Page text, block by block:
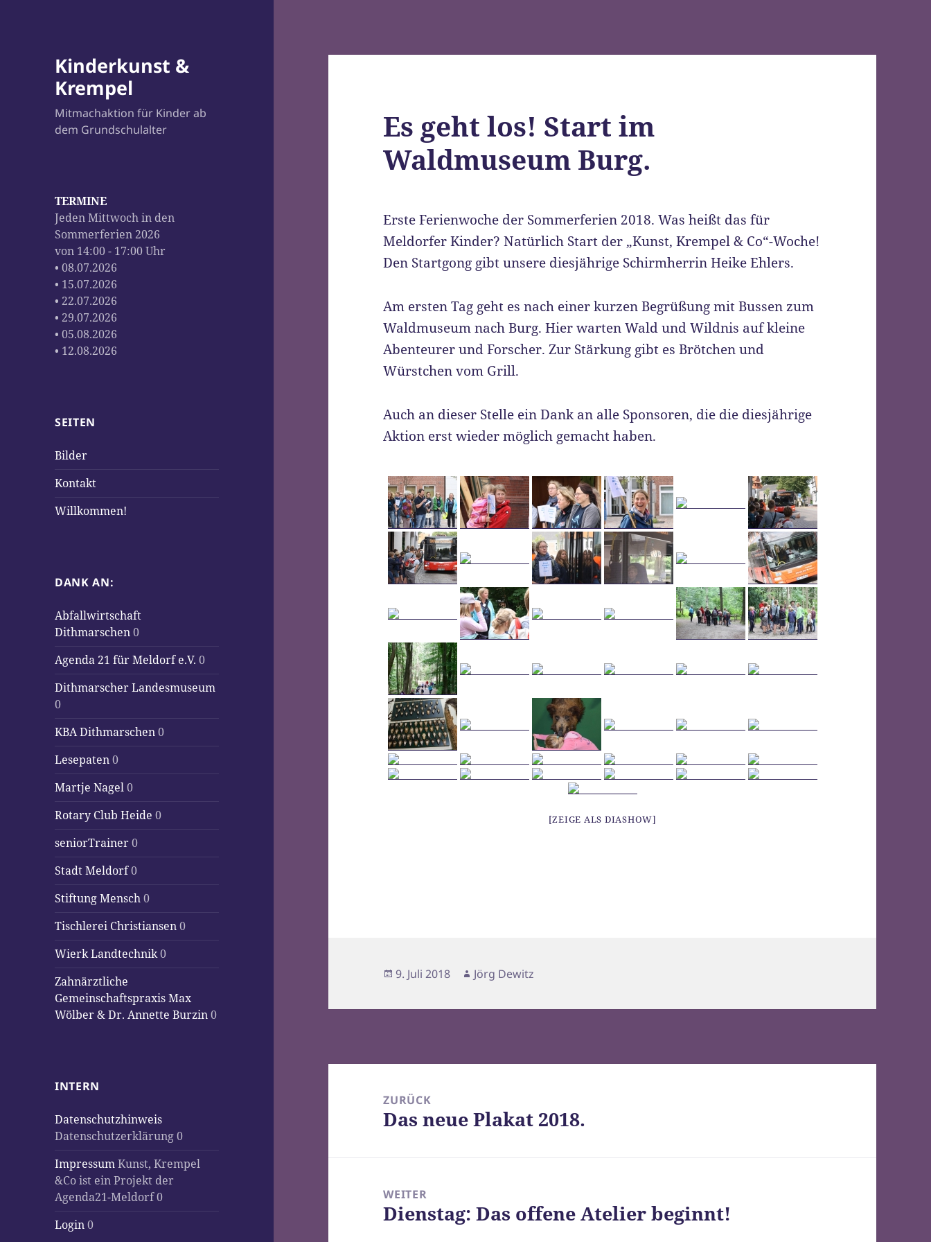
Kinderkunst &
Krempel
Mitmachaktion für Kinder ab
dem Grundschulalter
TERMINE
Jeden Mittwoch in den
Sommerferien 2026
von 14:00 - 17:00 Uhr
• 08.07.2026
• 15.07.2026
• 22.07.2026
• 29.07.2026
• 05.08.2026
• 12.08.2026
SEITEN
Bilder
Kontakt
Willkommen!
DANK AN:
Abfallwirtschaft
Dithmarschen0
Agenda 21 für Meldorf e.V. 0
Dithmarscher Landesmuseum
0
KBA Dithmarschen0
Lesepaten0
Martje Nagel0
Rotary Club Heide 0
seniorTrainer0
Stadt Meldorf0
Stiftung Mensch0
Tischlerei Christiansen0
Wierk Landtechnik0
Zahnärztliche
Gemeinschaftspraxis Max
Wölber & Dr. Annette Burzin0
INTERN
Datenschutzhinweis
Datenschutzerklärung 0
ImpressumKunst, Krempel
&Co ist ein Projekt der
Agenda21-Meldorf 0
Login0
Es geht los! Start im
Waldmuseum Burg.
Erste Ferienwoche der Sommerferien 2018. Was heißt das für
Meldorfer Kinder? Natürlich Start der „Kunst, Krempel & Co“-Woche!
Den Startgong gibt unsere diesjährige Schirmherrin Heike Ehlers.
Am ersten Tag geht es nach einer kurzen Begrüßung mit Bussen zum
Waldmuseum nach Burg. Hier warten Wald und Wildnis auf kleine
Abenteurer und Forscher. Zur Stärkung gibt es Brötchen und
Würstchen vom Grill.
Auch an dieser Stelle ein Dank an alle Sponsoren, die die diesjährige
Aktion erst wieder möglich gemacht haben.
[ZEIGE ALS DIASHOW]
Veröffentlicht
9. Juli 2018 Autor
Jörg Dewitz
ZURÜCK
Vorheriger
Das neue Plakat 2018.
WEITER
Nächster
Dienstag: Das offene Atelier beginnt!